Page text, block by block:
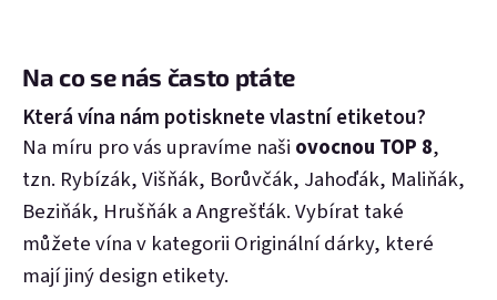
Na co se nás často ptáte
Která vína nám potisknete vlastní etiketou?
Na míru pro vás upravíme naši ovocnou TOP 8,
tzn. Rybízák, Višňák, Borůvčák, Jahoďák, Maliňák,
Beziňák, Hrušňák a Angrešťák. Vybírat také
můžete vína v kategorii Originální dárky, které
mají jiný design etikety.